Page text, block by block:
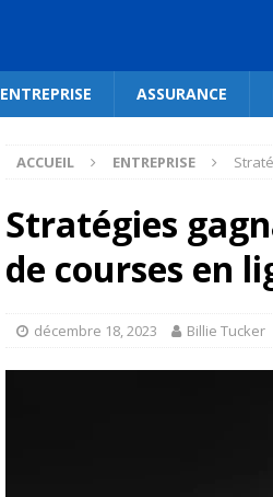
ENTREPRISE ASSURANCE
ACCUEIL ENTREPRISE
Stratégies
de courses en
décembre 18, 2023 Billie Tucker